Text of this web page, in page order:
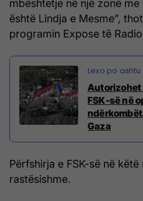
mbështetje në një zonë
është Lindja e Mesme”,
programin Expose të
Autorizohet
FSK-së në
Gaza
Përfshirja e FSK-së në
rastësishme.